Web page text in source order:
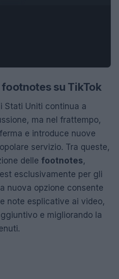
su TikTok
Stati Uniti continua a
ma nel frattempo,
e introduce nuove
servizio. Tra queste,
delle footnotes,
esclusivamente per gli
nuova opzione consente
note esplicative ai video,
e migliorando la